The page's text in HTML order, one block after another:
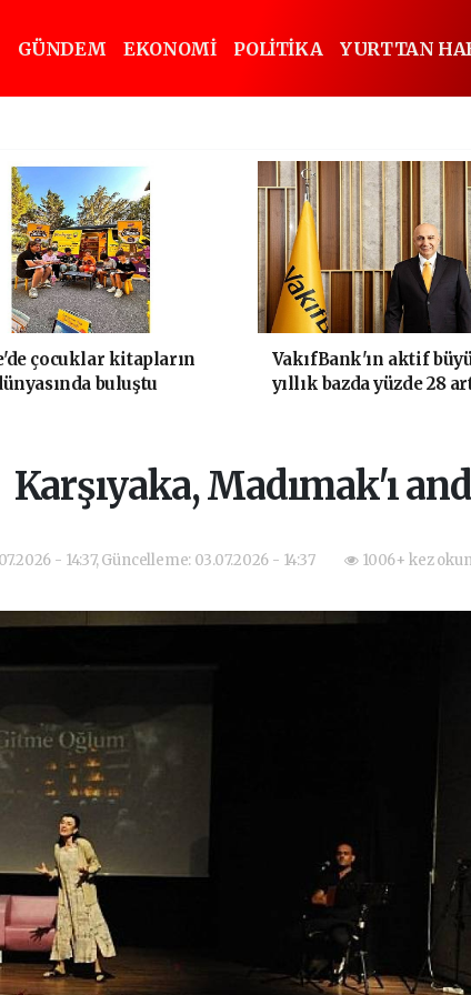
GÜNDEM EKONOMİ POLİTİKA YURTTAN
çocuklar kitapların
buluştu
VakıfBank'ın aktif
yıllık bazda yüzde 28
Karşıyaka, Madımak'ı
- 14:37, Güncelleme: 03.07.2026 - 14:37 1006+ kez